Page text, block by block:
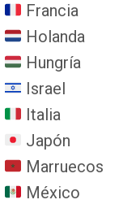
Francia
Holanda
Hungría
Israel
Italia
Japón
Marruecos
México